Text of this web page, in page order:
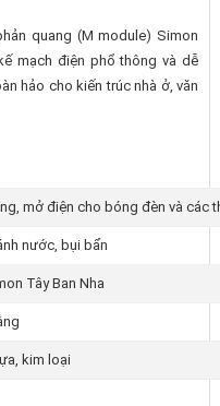
quang (M module) Simon
mạch điện phổ thông và dễ
hảo cho kiến trúc nhà ở, văn
mở điện cho bóng đèn và các
nước, bụi bẩn
Tây Ban Nha
kim loại